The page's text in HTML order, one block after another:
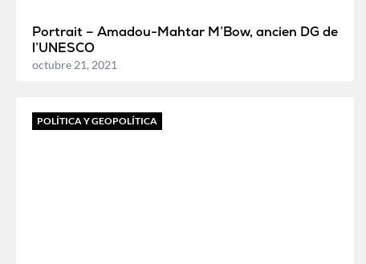
Portrait – Amadou-Mahtar M’Bow, ancien DG de
l’UNESCO
octubre 21, 2021
POLÍTICA Y GEOPOLÍTICA